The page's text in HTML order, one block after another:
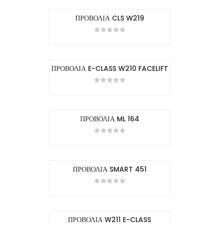
ΠΡΟΒΟΛΙΑ CLS W219
ΠΡΟΒΟΛΙΑ E-CLASS W210 FACELIFT
ΠΡΟΒΟΛΙΑ ML 164
ΠΡΟΒΟΛΙΑ SMART 451
ΠΡΟΒΟΛΙΑ W211 E-CLASS